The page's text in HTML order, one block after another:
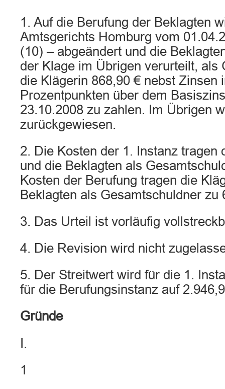
1. Auf die Berufung der Beklagten
Amtsgerichts Homburg vom
(10) – abgeändert und die
der Klage im Übrigen verurteilt, als
die Klägerin 868,90 € nebst Zinsen
Prozentpunkten über dem
23.10.2008 zu zahlen. Im Übrigen
zurückgewiesen.
2. Die Kosten der 1. Instanz tragen
und die Beklagten als
Kosten der Berufung tragen die
Beklagten als Gesamtschuldner zu
3. Das Urteil ist vorläufig
4. Die Revision wird nicht
5. Der Streitwert wird für die 1.
für die Berufungsinstanz auf
Gründe
I.
1